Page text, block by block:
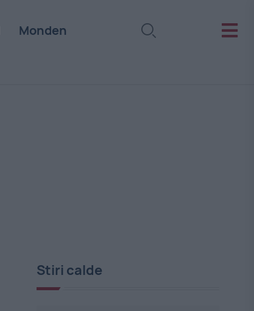
Monden
Stiri calde